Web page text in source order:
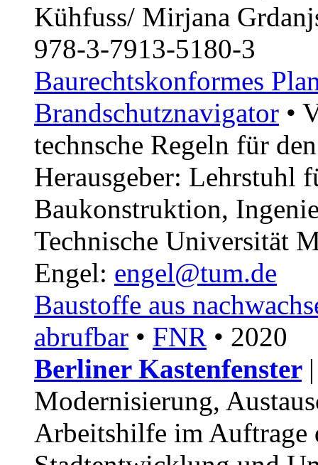
Kühfuss/ Mirjana
978-3-7913-5180-3
Baurechtskonformes
Brandschutznavigator •
technsche Regeln für
Herausgeber: Lehrstuhl
Baukonstruktion,
Technische Universität
Engel: engel@tum.de
Baustoffe aus
abrufbar • FNR • 2020
Berliner Kastenfenster
Modernisierung,
Arbeitshilfe im Auftrage